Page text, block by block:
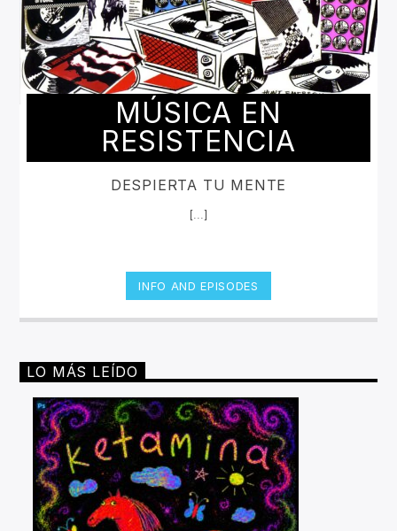
MÚSICA EN
RESISTENCIA
DESPIERTA TU MENTE
[...]
INFO AND EPISODES
LO MÁS LEÍDO